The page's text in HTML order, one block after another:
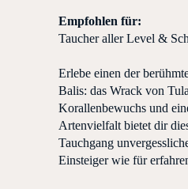
Empfohlen für:
Taucher aller Level &
Erlebe einen der
Balis: das Wrack von
Korallenbewuchs und
Artenvielfalt bietet dir
Tauchgang
Einsteiger wie für